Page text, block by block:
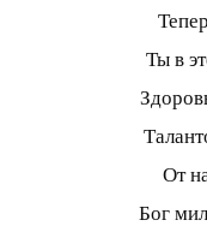
Ты в
От
Бог